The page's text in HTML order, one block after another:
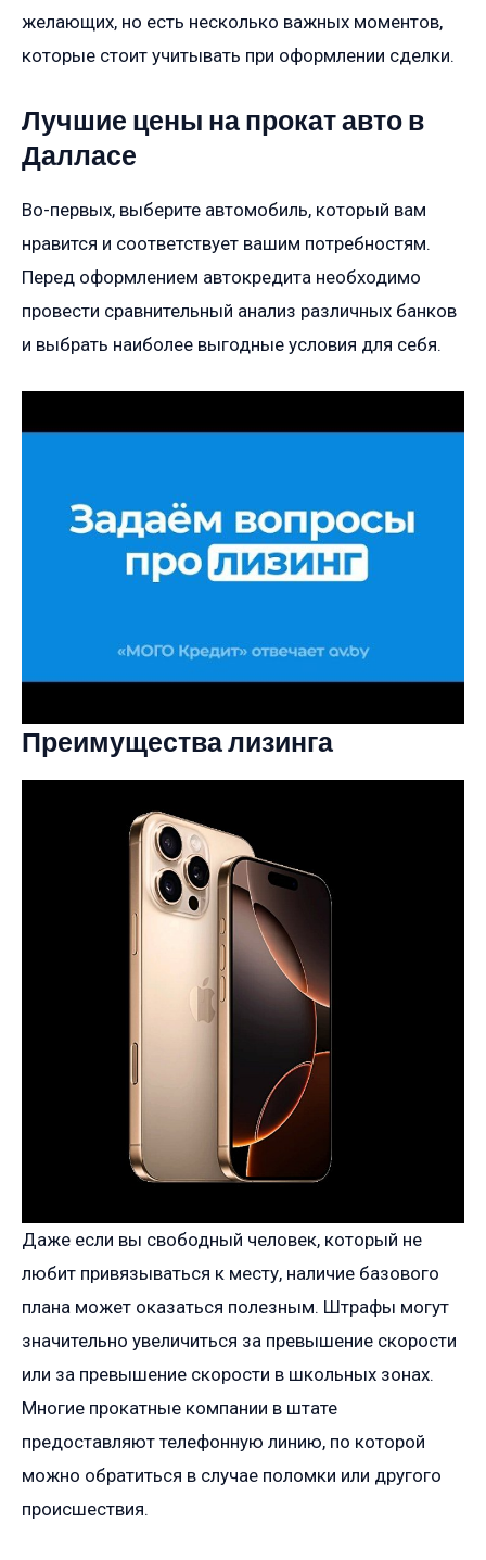
желающих, но есть несколько важных моментов,
которые стоит учитывать при оформлении сделки.
Лучшие цены на прокат авто в
Далласе
Во-первых, выберите автомобиль, который вам
нравится и соответствует вашим потребностям.
Перед оформлением автокредита необходимо
провести сравнительный анализ различных банков
и выбрать наиболее выгодные условия для себя.
Преимущества лизинга
Даже если вы свободный человек, который не
любит привязываться к месту, наличие базового
плана может оказаться полезным. Штрафы могут
значительно увеличиться за превышение скорости
или за превышение скорости в школьных зонах.
Многие прокатные компании в штате
предоставляют телефонную линию, по которой
можно обратиться в случае поломки или другого
происшествия.